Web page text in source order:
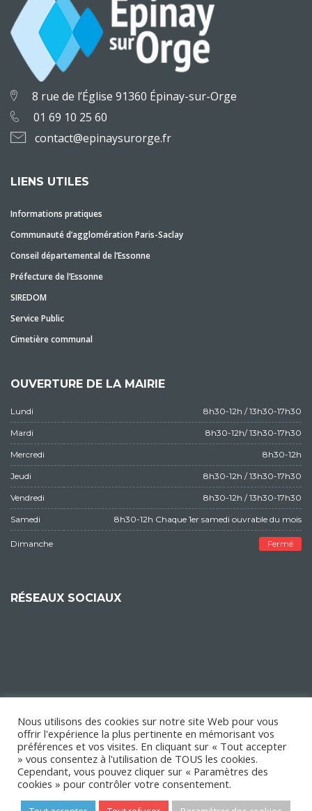
8 rue de l’Église 91360 Épinay-sur-Orge
01 69 10 25 60
contact@epinaysurorge.fr
LIENS UTILES
Informations pratiques
Communauté d’agglomération Paris-Saclay
Conseil départemental de l’Essonne
Préfecture de l’Essonne
SIREDOM
Service Public
Cimetière communal
OUVERTURE DE LA MAIRIE
Lundi 8h30-12h / 13h30-17h30
Mardi 8h30-12h/ 13h30-17h30
Mercredi 8h30-12h
Jeudi 8h30-12h / 13h30-17h30
Vendredi 8h30-12h / 13h30-17h30
Samedi 8h30-12h Chaque 1er samedi ouvrable du mois
Dimanche Fermé
RÉSEAUX SOCIAUX
Nous utilisons des cookies sur notre site Web pour vous
offrir l'expérience la plus pertinente en mémorisant vos
préférences et vos visites. En cliquant sur « Tout accepter
» vous consentez à l'utilisation de TOUS les cookies.
Cependant, vous pouvez cliquer sur « Paramètres des
cookies » pour contrôler votre consentement.